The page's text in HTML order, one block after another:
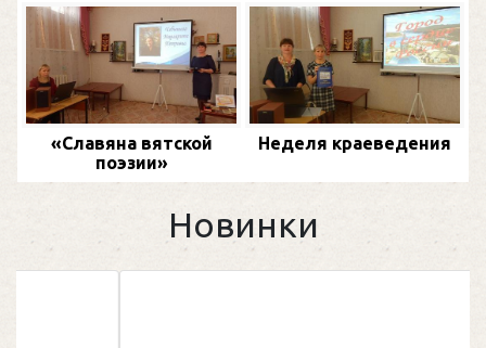
«Славяна вятской
поэзии»
Неделя краеведения
Новинки